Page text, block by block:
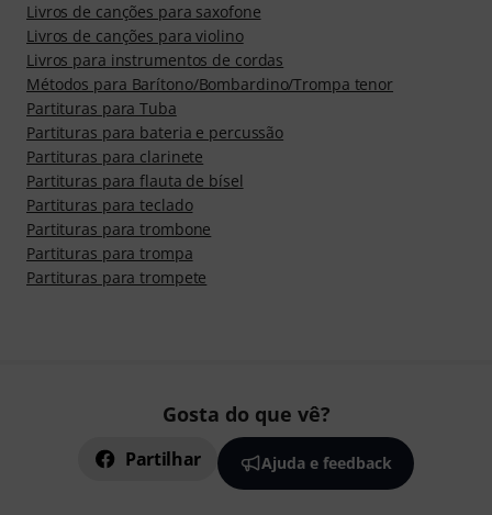
Livros de canções para saxofone
Livros de canções para violino
Livros para instrumentos de cordas
Métodos para Barítono/Bombardino/Trompa tenor
Partituras para Tuba
Partituras para bateria e percussão
Partituras para clarinete
Partituras para flauta de bísel
Partituras para teclado
Partituras para trombone
Partituras para trompa
Partituras para trompete
Gosta do que vê?
Partilhar Ajuda e feedback